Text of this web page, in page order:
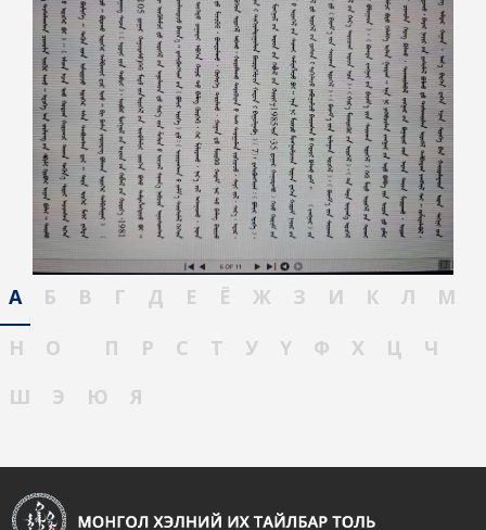
А Б В Г Д Е Ё Ж З И К Л
М
Н
О П Р С Т У Ү Ф Х Ц
Ч
Ш
Э Ю Я